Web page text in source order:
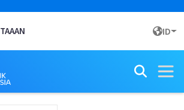
ID